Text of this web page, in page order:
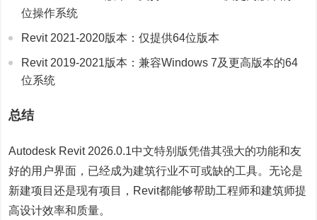
位操作系统
Revit 2021-2020版本：仅提供64位版本
Revit 2019-2021版本：兼容Windows 7及更高版本的64
位系统
总结
Autodesk Revit 2026.0.1中文特别版凭借其强大的功能和友
好的用户界面，已经成为建筑行业不可或缺的工具。无论是
新建项目还是现有项目，Revit都能够帮助工程师和建筑师提
高设计效率和质量。